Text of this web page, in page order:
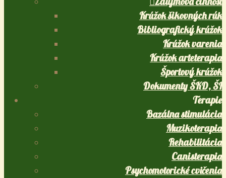
Krúžok šikovných rúk
Bibliografický krúžok
Krúžok varenia
Krúžok arteterapia
Športový krúžok
Dokumenty ŠKD, ŠI
Terapie
Bazálna stimulácia
Muzikoterapia
Rehabilitácia
Canisterapia
Psychomotorické cvičenia